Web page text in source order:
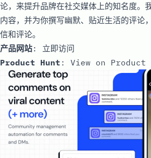
论，来提升品牌在社交媒体上的知名度。
内容，并为你撰写幽默、贴近生活的评论
信和评论。
产品网站: 立即访问
Product Hunt : View on Product